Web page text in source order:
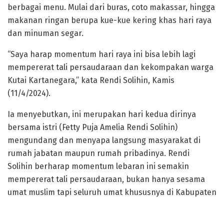
berbagai menu. Mulai dari buras, coto makassar, hingga
makanan ringan berupa kue-kue kering khas hari raya
dan minuman segar.
“Saya harap momentum hari raya ini bisa lebih lagi
mempererat tali persaudaraan dan kekompakan warga
Kutai Kartanegara,” kata Rendi Solihin, Kamis
(11/4/2024).
Ia menyebutkan, ini merupakan hari kedua dirinya
bersama istri (Fetty Puja Amelia Rendi Solihin)
mengundang dan menyapa langsung masyarakat di
rumah jabatan maupun rumah pribadinya. Rendi
Solihin berharap momentum lebaran ini semakin
mempererat tali persaudaraan, bukan hanya sesama
umat muslim tapi seluruh umat khususnya di Kabupaten